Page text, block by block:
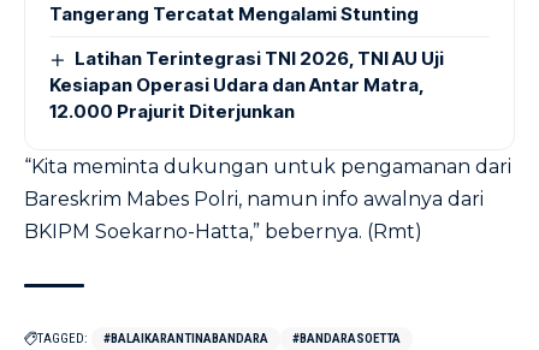
Tangerang Tercatat Mengalami Stunting
Latihan Terintegrasi TNI 2026, TNI AU Uji
Kesiapan Operasi Udara dan Antar Matra,
12.000 Prajurit Diterjunkan
“Kita meminta dukungan untuk pengamanan dari
Bareskrim Mabes Polri, namun info awalnya dari
BKIPM Soekarno-Hatta,” bebernya. (Rmt)
TAGGED: #BALAIKARANTINABANDARA
#BANDARASOETTA